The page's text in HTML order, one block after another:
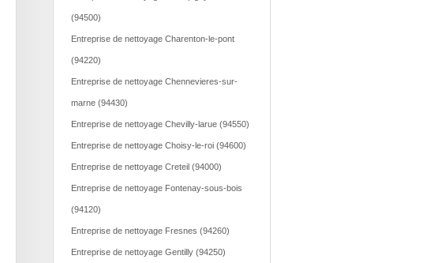
(94500)
Entreprise de nettoyage Charenton-le-pont
(94220)
Entreprise de nettoyage Chennevieres-sur-
marne (94430)
Entreprise de nettoyage Chevilly-larue (94550)
Entreprise de nettoyage Choisy-le-roi (94600)
Entreprise de nettoyage Creteil (94000)
Entreprise de nettoyage Fontenay-sous-bois
(94120)
Entreprise de nettoyage Fresnes (94260)
Entreprise de nettoyage Gentilly (94250)